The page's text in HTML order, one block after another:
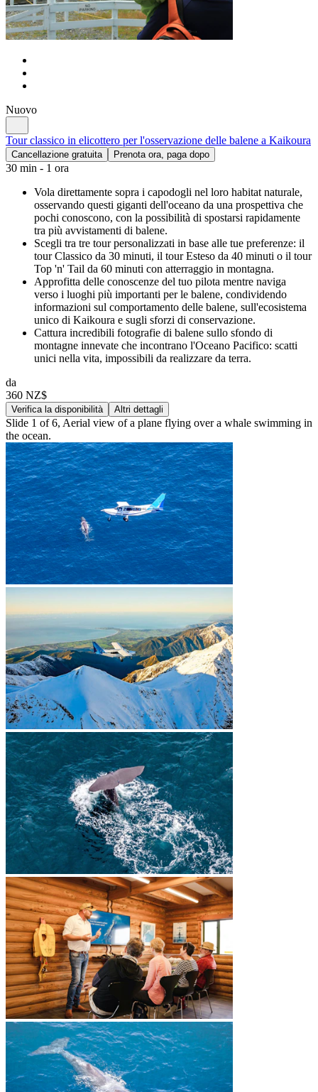
Nuovo
Tour classico in elicottero per l'osservazione delle balene a Kaikoura
Cancellazione gratuita Prenota ora, paga dopo
30 min - 1 ora
Vola direttamente sopra i capodogli nel loro habitat naturale,
osservando questi giganti dell'oceano da una prospettiva che
pochi conoscono, con la possibilità di spostarsi rapidamente
tra più avvistamenti di balene.
Scegli tra tre tour personalizzati in base alle tue preferenze: il
tour Classico da 30 minuti, il tour Esteso da 40 minuti o il tour
Top 'n' Tail da 60 minuti con atterraggio in montagna.
Approfitta delle conoscenze del tuo pilota mentre naviga
verso i luoghi più importanti per le balene, condividendo
informazioni sul comportamento delle balene, sull'ecosistema
unico di Kaikoura e sugli sforzi di conservazione.
Cattura incredibili fotografie di balene sullo sfondo di
montagne innevate che incontrano l'Oceano Pacifico: scatti
unici nella vita, impossibili da realizzare da terra.
da
360 NZ$
Verifica la disponibilità Altri dettagli
Slide 1 of 6, Aerial view of a plane flying over a whale swimming in
the ocean.